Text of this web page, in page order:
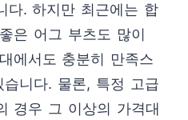
다. 하지만 최근에는 합
은 어그 부츠도 많이
에서도 충분히 만족스
니다. 물론, 특정 고급
경우 그 이상의 가격대